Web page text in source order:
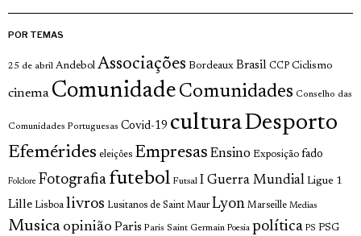
POR TEMAS
25 de abril Andebol Associações Bordeaux Brasil CCP Ciclismo
cinema Comunidade Comunidades Conselho das
Comunidades Portuguesas Covid-19 culturaDesporto
Efemérides eleições Empresas Ensino Exposição fado
Folclore Fotografia futebol Futsal I Guerra Mundial Ligue 1
Lille Lisboa livros Lusitanos de Saint Maur Lyon Marseille Medias
Musica opinião Paris Paris Saint Germain Poesia política PS PSG